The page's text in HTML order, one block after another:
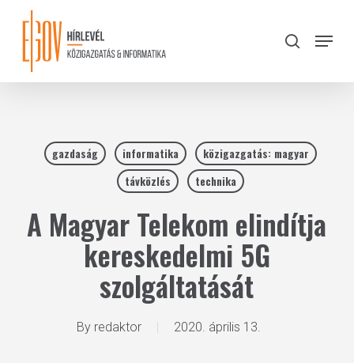
content
search
Menu
gazdaság informatika
közigazgatás: magyar
távközlés
technika
A Magyar Telekom elindítja
kereskedelmi 5G
szolgáltatását
By redaktor 2020. április 13.
Close